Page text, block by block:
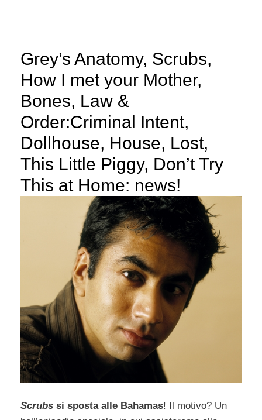
Grey’s Anatomy, Scrubs,
How I met your Mother,
Bones, Law &
Order:Criminal Intent,
Dollhouse, House, Lost,
This Little Piggy, Don’t Try
This at Home: news!
Scrubs si sposta alle Bahamas! Il motivo? Un